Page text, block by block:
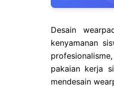
Desain
kenyamanan
pakaian kerja
mendesain